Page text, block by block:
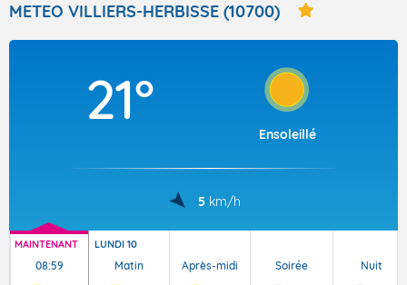
Articles
METEO VILLIERS-HERBISSE (10700)
21°
Ensoleillé
5 km/h
MAINTENANT
08:59
LUNDI 10
Matin Après-midi Soirée Nuit